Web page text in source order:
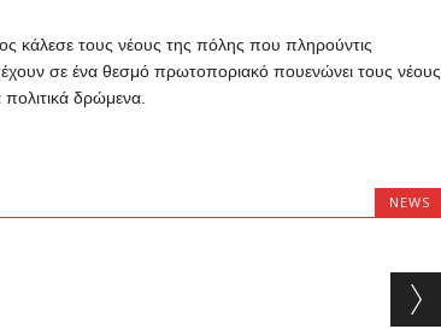
τους νέους της πόλης που πληρούντις
σε ένα θεσμό πρωτοποριακό πουενώνει τους νέους
δρώμενα.
NEWS